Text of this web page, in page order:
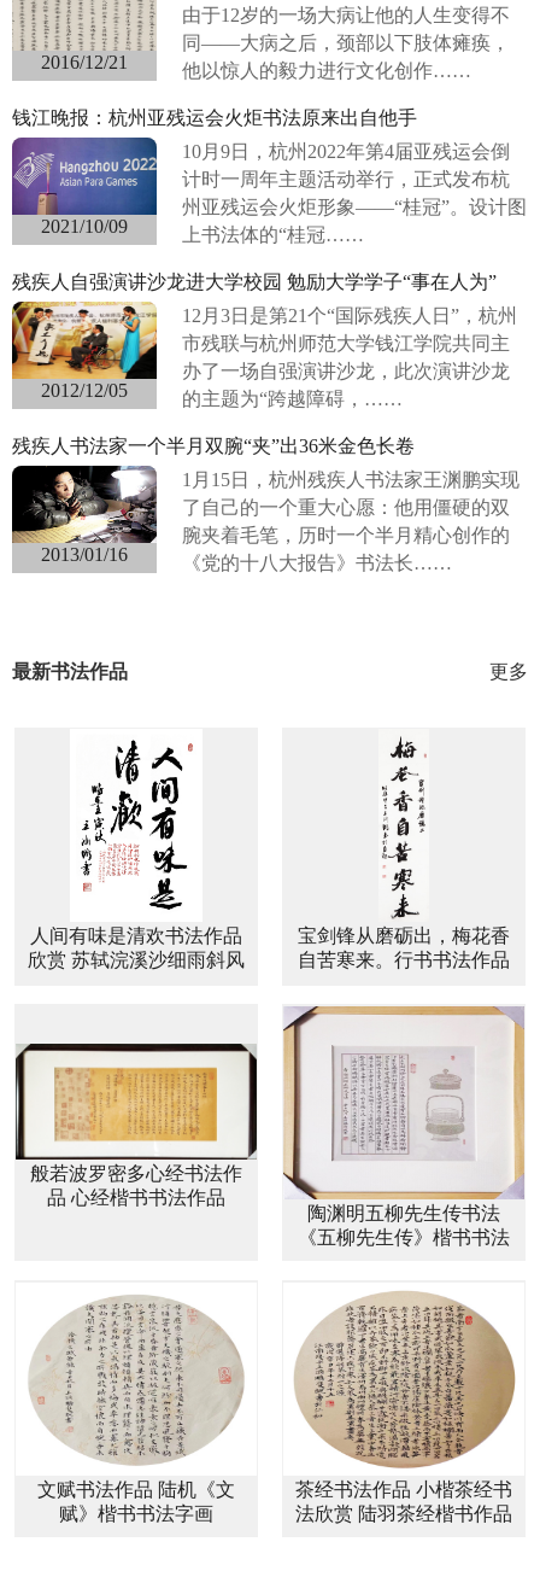
2016/12/21
由于12岁的一场大病让他的人生变得不
同——大病之后，颈部以下肢体瘫痪，
他以惊人的毅力进行文化创作……
钱江晚报：杭州亚残运会火炬书法原来出自他手
2021/10/09
10月9日，杭州2022年第4届亚残运会倒
计时一周年主题活动举行，正式发布杭
州亚残运会火炬形象——“桂冠”。设计图
上书法体的“桂冠……
残疾人自强演讲沙龙进大学校园 勉励大学学子“事在人为”
2012/12/05
12月3日是第21个“国际残疾人日”，杭州
市残联与杭州师范大学钱江学院共同主
办了一场自强演讲沙龙，此次演讲沙龙
的主题为“跨越障碍，……
残疾人书法家一个半月双腕“夹”出36米金色长卷
2013/01/16
1月15日，杭州残疾人书法家王渊鹏实现
了自己的一个重大心愿：他用僵硬的双
腕夹着毛笔，历时一个半月精心创作的
《党的十八大报告》书法长……
更多
最新书法作品
人间有味是清欢书法作品
欣赏 苏轼浣溪沙细雨斜风
宝剑锋从磨砺出，梅花香
自苦寒来。行书书法作品
般若波罗密多心经书法作
品 心经楷书书法作品
陶渊明五柳先生传书法
《五柳先生传》楷书书法
文赋书法作品 陆机《文
赋》楷书书法字画
茶经书法作品 小楷茶经书
法欣赏 陆羽茶经楷书作品